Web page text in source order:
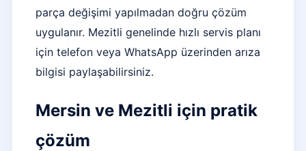
parça değişimi yapılmadan doğru çözüm
uygulanır. Mezitli genelinde hızlı servis planı
için telefon veya WhatsApp üzerinden arıza
bilgisi paylaşabilirsiniz.
Mersin ve Mezitli için pratik
çözüm